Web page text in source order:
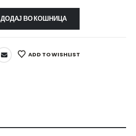
ДОДАЈ ВО КОШНИЦА
ADD TO WISHLIST